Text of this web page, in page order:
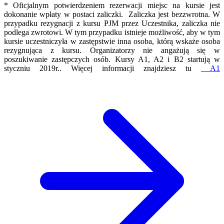
* Oficjalnym potwierdzeniem rezerwacji miejsc na kursie jest
dokonanie wpłaty w postaci zaliczki. Zaliczka jest bezzwrotna. W
przypadku rezygnacji z kursu PJM przez Uczestnika, zaliczka nie
podlega zwrotowi. W tym przypadku istnieje możliwość, aby w tym
kursie uczestniczyła w zastępstwie inna osoba, którą wskaże osoba
rezygnująca z kursu. Organizatorzy nie angażują się w
poszukiwanie zastępczych osób. Kursy A1, A2 i B2 startują w
styczniu 2019r.. Więcej informacji znajdziesz tu
A1